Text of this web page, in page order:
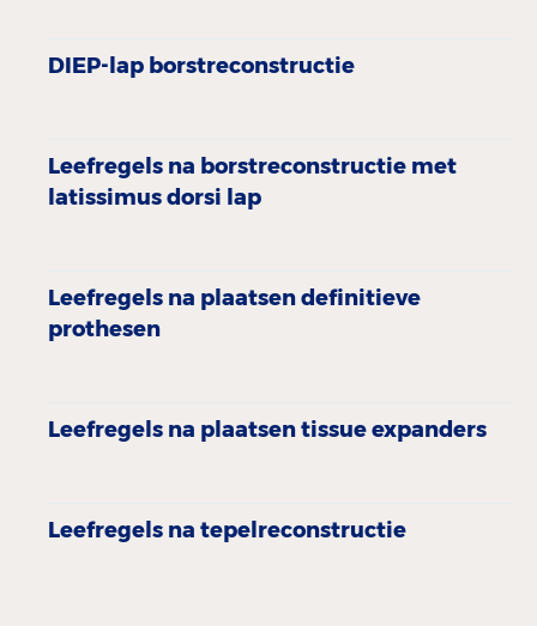
DIEP-lap borstreconstructie
Leefregels na borstreconstructie met
latissimus dorsi lap
Leefregels na plaatsen definitieve
prothesen
Leefregels na plaatsen tissue expanders
Leefregels na tepelreconstructie